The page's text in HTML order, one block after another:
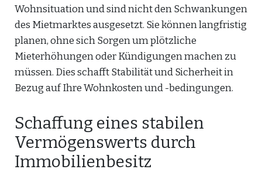
Wohnsituation und sind nicht den Schwankungen
des Mietmarktes ausgesetzt. Sie können langfristig
planen, ohne sich Sorgen um plötzliche
Mieterhöhungen oder Kündigungen machen zu
müssen. Dies schafft Stabilität und Sicherheit in
Bezug auf Ihre Wohnkosten und -bedingungen.
Schaffung eines stabilen
Vermögenswerts durch
Immobilienbesitz